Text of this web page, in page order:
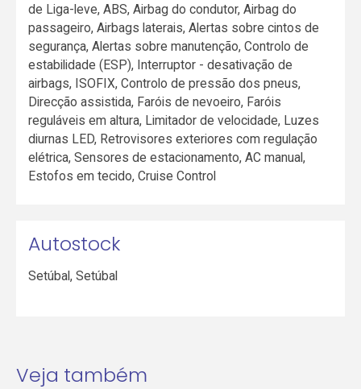
de Liga-leve, ABS, Airbag do condutor, Airbag do
passageiro, Airbags laterais, Alertas sobre cintos de
segurança, Alertas sobre manutenção, Controlo de
estabilidade (ESP), Interruptor - desativação de
airbags, ISOFIX, Controlo de pressão dos pneus,
Direcção assistida, Faróis de nevoeiro, Faróis
reguláveis em altura, Limitador de velocidade, Luzes
diurnas LED, Retrovisores exteriores com regulação
elétrica, Sensores de estacionamento, AC manual,
Estofos em tecido, Cruise Control
Autostock
Setúbal,Setúbal
Veja também